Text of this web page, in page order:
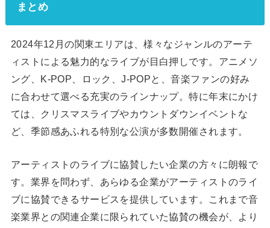
まとめ
2024年12月の関東エリアは、様々なジャンルのアーテ
ィストによる魅力的なライブが目白押しです。アニメソ
ング、K-POP、ロック、J-POPと、音楽ファンの好み
に合わせて選べる充実のラインナップ。特に年末にかけ
ては、クリスマスライブやカウントダウンイベントな
ど、季節感あふれる特別な公演が多数開催されます。
アーティストのライブに協賛したい企業の方々に朗報で
す。業界を問わず、あらゆる企業がアーティストのライ
ブに協賛できるサービスを提供しています。これまで音
楽業界との関連企業に限られていた協賛の機会が、より